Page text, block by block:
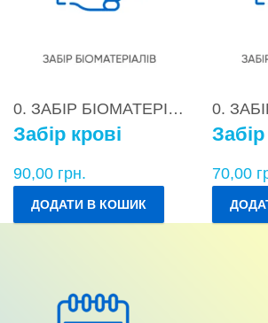
0. ЗАБІР БІОМАТЕРІАЛІВ
Забір крові
90,00 грн.
ДОДАТИ В КОШИК
70,00